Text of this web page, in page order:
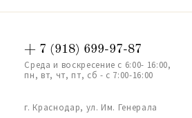
+ 7 (918) 699-97-87
Среда и воскресение с 6:00- 16:00,
пн, вт, чт, пт, сб - с 7:00-16:00
г. Краснодар, ул. Им. Генерала